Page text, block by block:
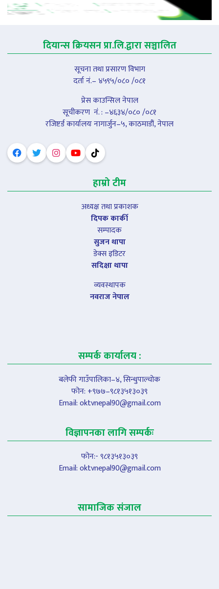
दियान्स क्रियसन प्रा.लि.द्वारा सञ्चालित
सूचना तथा प्रसारण विभाग
दर्ता नं.– ४५९५/०८० /०८१
प्रेस काउन्सिल नेपाल
सूचीकरण नंं. : –४६३४/०८० /०८१
रजिष्टर्ड कार्यालयः नागार्जुन–५, काठमाडौं, नेपाल
हाम्रो टीम
अध्यक्ष तथा प्रकाशक
दिपक कार्की
सम्पादक
सुजन थापा
डेक्स इडिटर
सदिक्षा थापा
व्यवस्थापक
नवराज नेपाल
सम्पर्क कार्यालय :
बलेफी गाउँपालिका–४, सिन्धुपाल्चोक
फोन: +९७७–९८१३५१३०३९
Email:oktvnepal90@gmail.com
विज्ञापनका लागि सम्पर्कः
फोन:- ९८१३५१३०३९
Email:oktvnepal90@gmail.com
सामाजिक संजाल